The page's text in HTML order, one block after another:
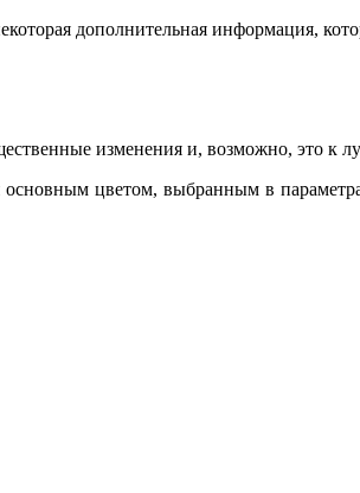
дополнительная информация,
изменения и, возможно, это к
цветом, выбранным в